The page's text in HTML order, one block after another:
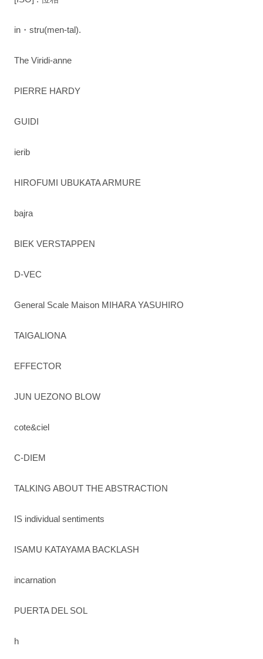
in・stru(men-tal).
The Viridi-anne
PIERRE HARDY
GUIDI
ierib
HIROFUMI UBUKATA ARMURE
bajra
BIEK VERSTAPPEN
D-VEC
General Scale Maison MIHARA YASUHIRO
TAIGALIONA
EFFECTOR
JUN UEZONO BLOW
cote&ciel
C-DIEM
TALKING ABOUT THE ABSTRACTION
IS individual sentiments
ISAMU KATAYAMA BACKLASH
incarnation
PUERTA DEL SOL
h